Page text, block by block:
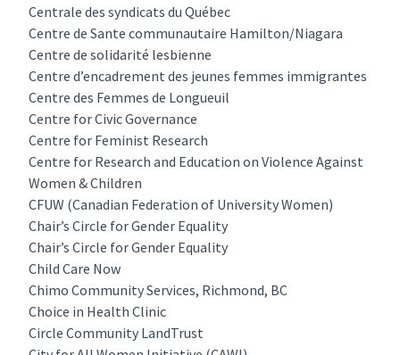
Centrale des syndicats du Québec
Centre de Sante communautaire Hamilton/Niagara
Centre de solidarité lesbienne
Centre d’encadrement des jeunes femmes immigrantes
Centre des Femmes de Longueuil
Centre for Civic Governance
Centre for Feminist Research
Centre for Research and Education on Violence Against
Women & Children
CFUW (Canadian Federation of University Women)
Chair’s Circle for Gender Equality
Chair’s Circle for Gender Equality
Child Care Now
Chimo Community Services, Richmond, BC
Choice in Health Clinic
Circle Community LandTrust